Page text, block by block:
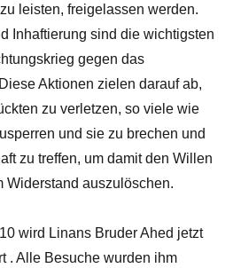
leisten, freigelassen werden.
Inhaftierung sind die wichtigsten
gegen das
Aktionen zielen darauf ab,
zu verletzen, so viele wie
und sie zu brechen und
zu treffen, um damit den Willen
Widerstand auszulöschen.
wird Linans Bruder Ahed jetzt
. Alle Besuche wurden ihm